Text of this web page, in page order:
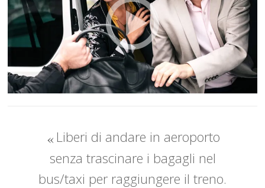
Liberi di andare in aeroporto
senza trascinare i bagagli nel
bus/taxi per raggiungere il treno.